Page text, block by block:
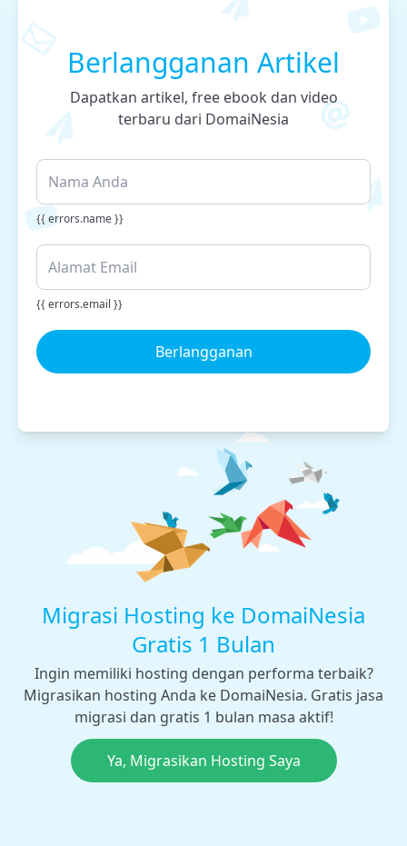
Berlangganan Artikel
Dapatkan artikel, free ebook dan video
terbaru dari DomaiNesia
{{ errors.name }}
{{ errors.email }}
Berlangganan
Migrasi Hosting ke DomaiNesia
Gratis 1 Bulan
Ingin memiliki hosting dengan performa terbaik?
Migrasikan hosting Anda ke DomaiNesia. Gratis jasa
migrasi dan gratis 1 bulan masa aktif!
Ya, Migrasikan Hosting Saya